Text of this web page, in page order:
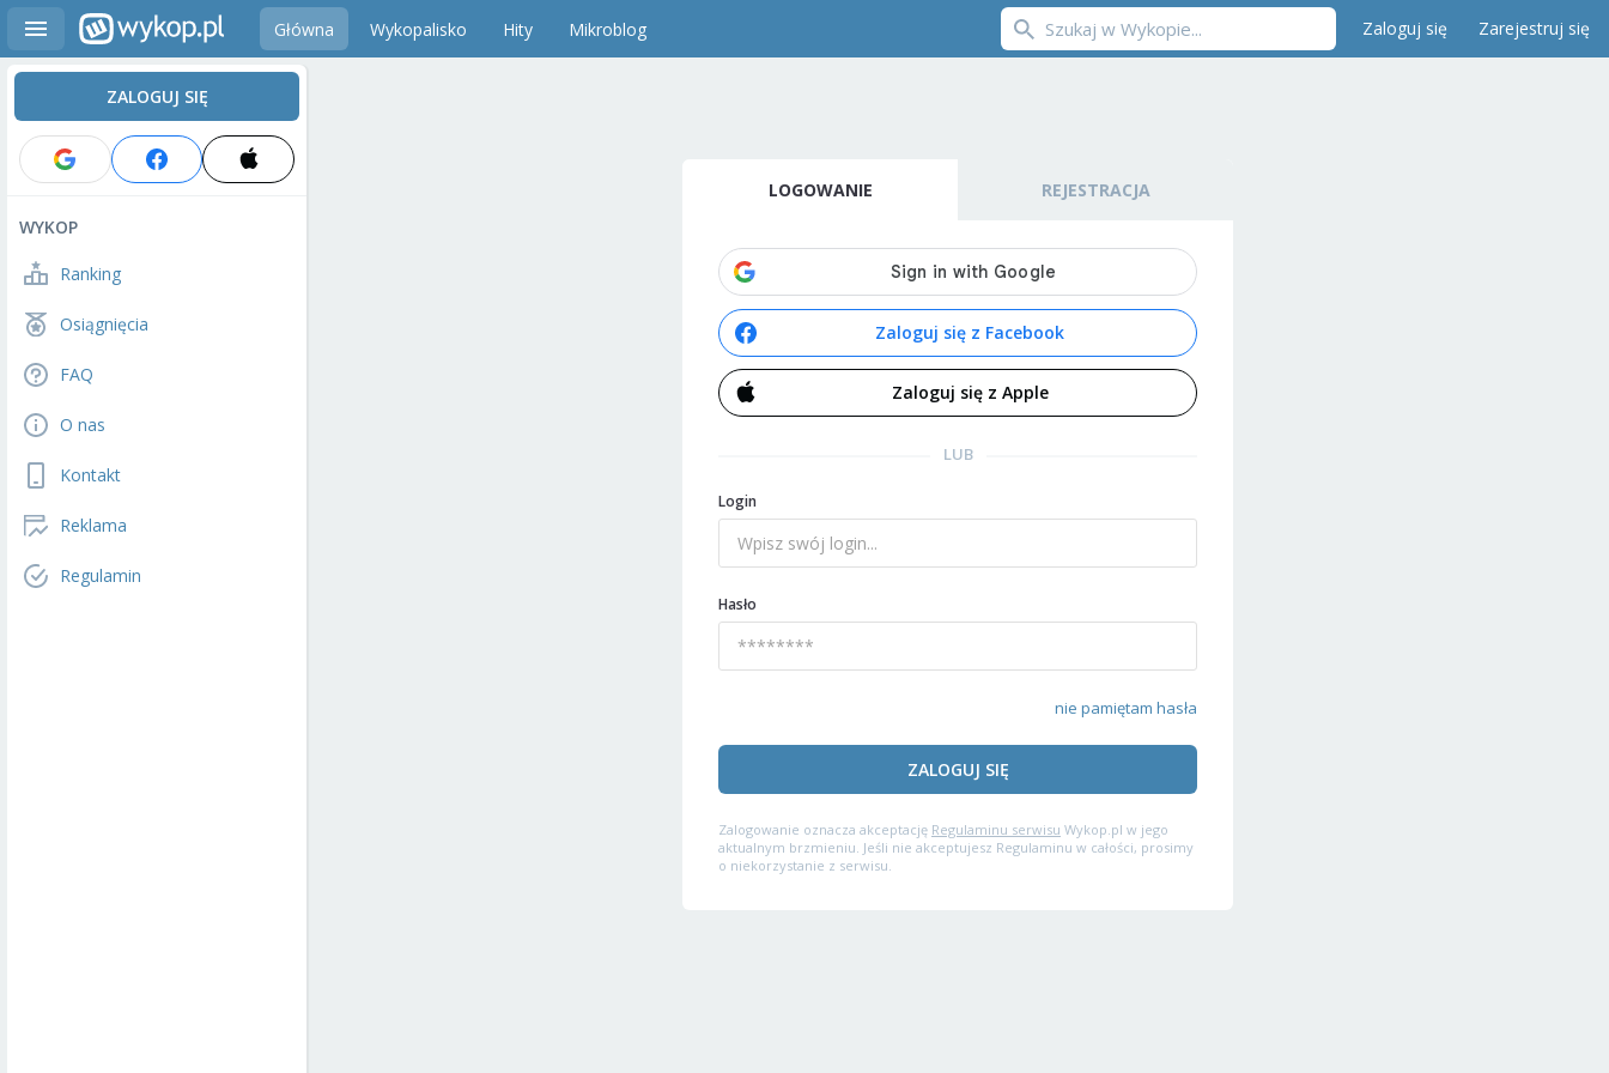
Główna Wykopalisko Hity Mikroblog Zaloguj się Zarejestruj się
ZALOGUJ SIĘ
WYKOP
Ranking
Osiągnięcia
FAQ
O nas
Kontakt
Reklama
Regulamin
LOGOWANIE REJESTRACJA
Zaloguj się z Facebook
Zaloguj się z Apple
LUB
Login
Hasło
nie pamiętam hasła
ZALOGUJ SIĘ
Zalogowanie oznacza akceptację Regulaminu serwisu Wykop.pl w jego
aktualnym brzmieniu. Jeśli nie akceptujesz Regulaminu w całości, prosimy
o niekorzystanie z serwisu.